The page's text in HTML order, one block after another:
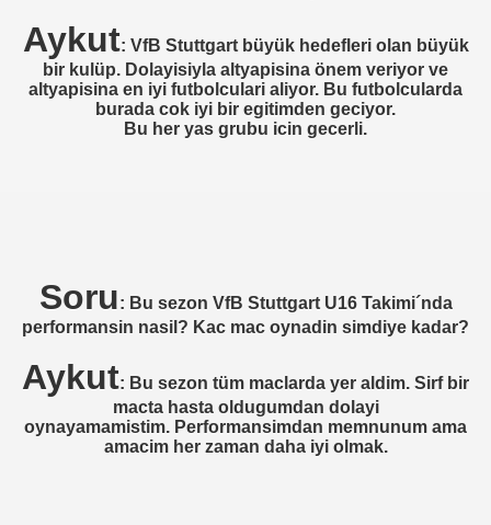
Aykut: VfB Stuttgart büyük hedefleri olan büyük
bir kulüp. Dolayisiyla altyapisina önem veriyor ve
altyapisina en iyi futbolculari aliyor. Bu futbolcularda
burada cok iyi bir egitimden geciyor.
Bu her yas grubu icin gecerli.
Soru: Bu sezon VfB Stuttgart U16 Takimi´nda
performansin nasil? Kac mac oynadin simdiye kadar?
Aykut: Bu sezon tüm maclarda yer aldim. Sirf bir
macta hasta oldugumdan dolayi
oynayamamistim. Performansimdan memnunum ama
amacim her zaman daha iyi olmak.
IF)